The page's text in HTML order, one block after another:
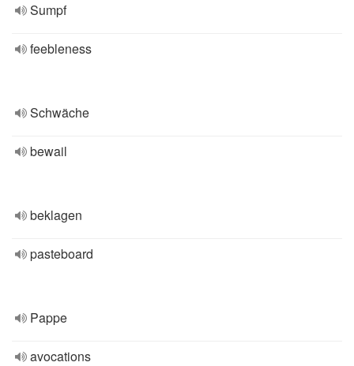
Sumpf
feebleness
Schwäche
bewail
beklagen
pasteboard
Pappe
avocations